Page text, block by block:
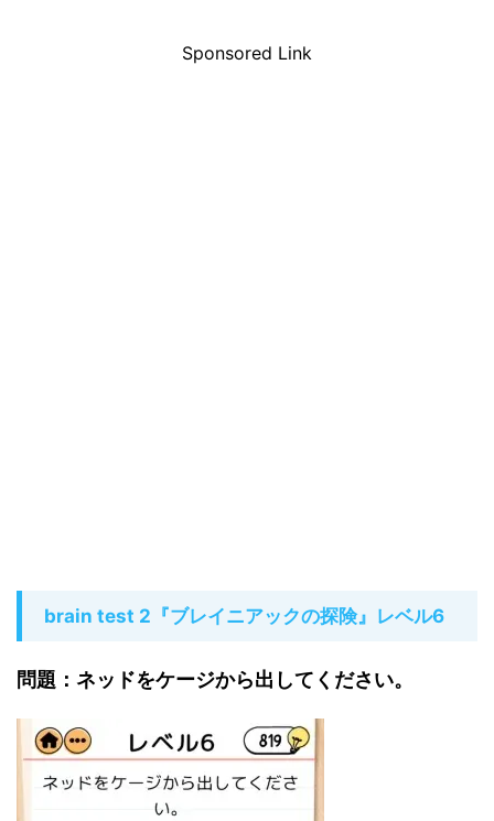
Sponsored Link
brain test 2『ブレイニアックの探険』レベル6
問題：ネッドをケージから出してください。